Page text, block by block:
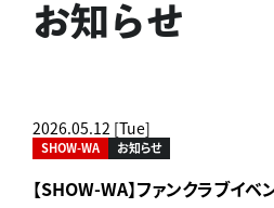
お知らせ
2026.05.12 [Tue]
SHOW-WA お知らせ
【SHOW-WA】ファンクラブイベ